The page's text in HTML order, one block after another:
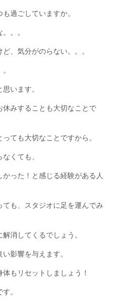
過ごしていますか。
。。
、気分がのらない。。。
います。
みすることも大切なことで
ても大切なことですから。
くても、
った！と感じる経験がある人
も、スタジオに足を運んでみ
消してくるでしょう。
影響を与えます。
もリセットしましょう！
。